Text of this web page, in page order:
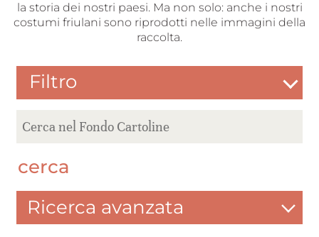
la storia dei nostri paesi. Ma non solo: anche i nostri
costumi friulani sono riprodotti nelle immagini della
raccolta.
Filtro
cerca
Ricerca avanzata